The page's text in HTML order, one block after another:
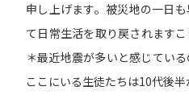
申し上げます。被災地の一日
て日常生活を取り戻されます
＊最近地震が多いと感じている
ここにいる生徒たちは10代後